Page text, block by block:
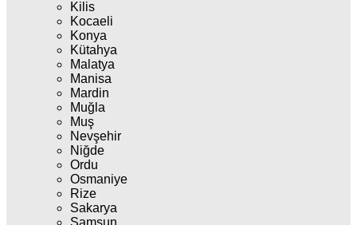
Kilis
Kocaeli
Konya
Kütahya
Malatya
Manisa
Mardin
Muğla
Muş
Nevşehir
Niğde
Ordu
Osmaniye
Rize
Sakarya
Samsun